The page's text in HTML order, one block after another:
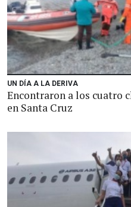
UN DÍA A LA DERIVA
Encontraron a los cuatro
en Santa Cruz